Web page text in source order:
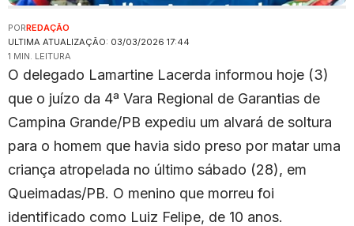
ULTIMA ATUALIZAÇÃO: 03/03/2026 17:44
PORREDAÇÃO
1 MIN. LEITURA
O delegado Lamartine Lacerda informou hoje (3)
que o juízo da 4ª Vara Regional de Garantias de
Campina Grande/PB expediu um alvará de soltura
para o homem que havia sido preso por matar uma
criança atropelada no último sábado (28), em
Queimadas/PB. O menino que morreu foi
identificado como Luiz Felipe, de 10 anos.